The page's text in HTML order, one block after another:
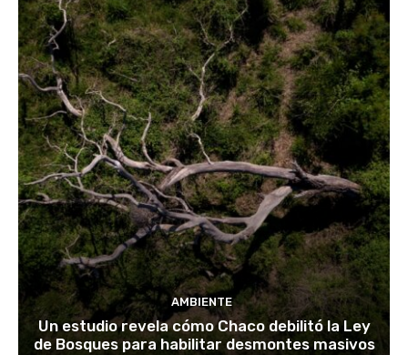
AMBIENTE
Un estudio revela cómo Chaco debilitó la Ley
de Bosques para habilitar desmontes masivos